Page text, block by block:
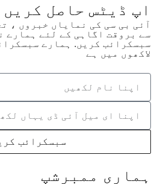
اپ ڈیٹس حاصل کریں
آئی بی سی کی نمایاں خبروں ،
سے بروقت اگاہی کے لئے ہمارے
سبسکرائب کریں. ہمارے
لاکھوں میں ہے
سبسکرائب
ہماری ممبرشپ